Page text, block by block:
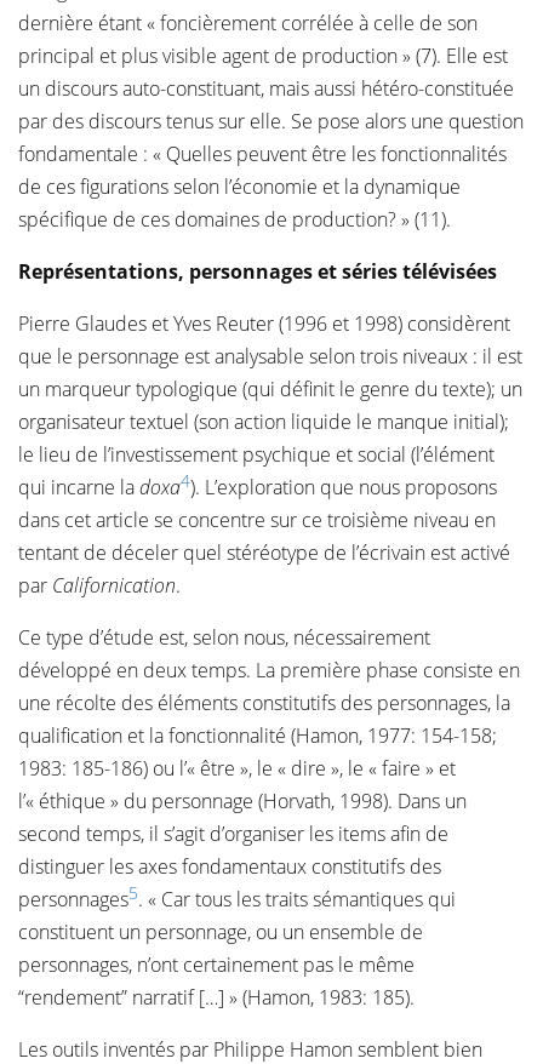
dernière étant « foncièrement corrélée à celle de son
principal et plus visible agent de production » (7). Elle est
un discours auto-constituant, mais aussi hétéro-constituée
par des discours tenus sur elle. Se pose alors une question
fondamentale : « Quelles peuvent être les fonctionnalités
de ces figurations selon l’économie et la dynamique
spécifique de ces domaines de production? » (11).
Représentations, personnages et séries télévisées
Pierre Glaudes et Yves Reuter (1996 et 1998) considèrent
que le personnage est analysable selon trois niveaux : il est
un marqueur typologique (qui définit le genre du texte); un
organisateur textuel (son action liquide le manque initial);
le lieu de l’investissement psychique et social (l’élément
qui incarne ladoxa4). L’exploration que nous proposons
dans cet article se concentre sur ce troisième niveau en
tentant de déceler quel stéréotype de l’écrivain est activé
par Californication.
Ce type d’étude est, selon nous, nécessairement
développé en deux temps. La première phase consiste en
une récolte des éléments constitutifs des personnages, la
qualification et la fonctionnalité (Hamon, 1977: 154-158;
1983: 185-186) ou l’« être », le « dire », le « faire » et
l’« éthique » du personnage (Horvath, 1998). Dans un
second temps, il s’agit d’organiser les items afin de
distinguer les axes fondamentaux constitutifs des
personnages5. « Car tous les traits sémantiques qui
constituent un personnage, ou un ensemble de
personnages, n’ont certainement pas le même
“rendement” narratif […] » (Hamon, 1983: 185).
Les outils inventés par Philippe Hamon semblent bien